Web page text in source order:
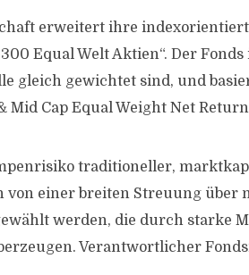
erweitert ihre
Equal Welt Aktien“. Der
gleich gewichtet sind, und
Mid Cap Equal Weight Net
traditioneller,
einer breiten Streuung über
werden, die durch starke
Verantwortlicher